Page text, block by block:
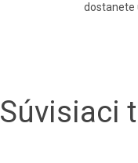
dostanete
Súvisiaci